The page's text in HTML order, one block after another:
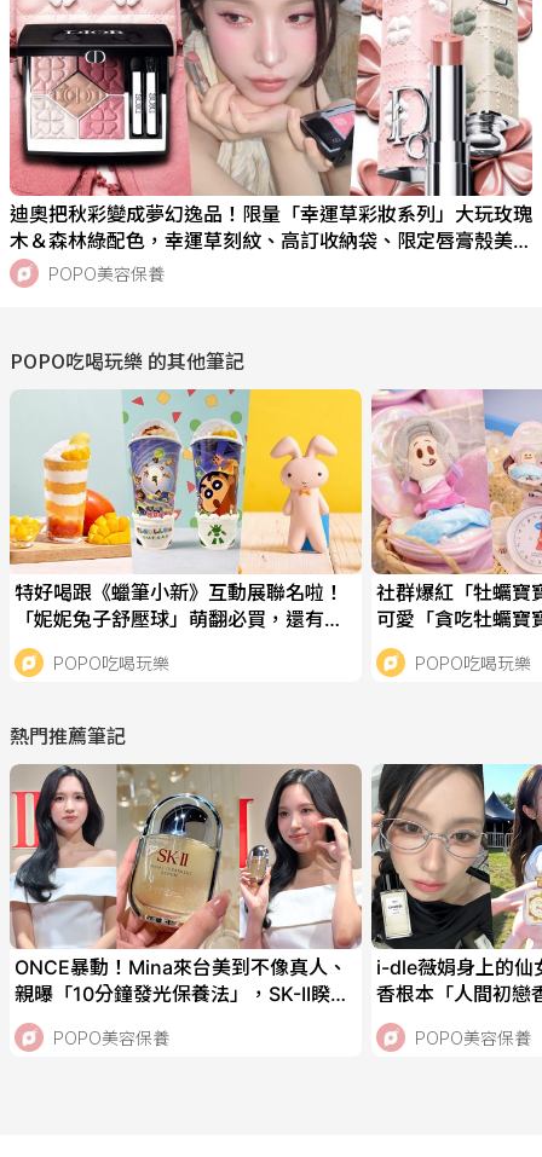
迪奧把秋彩變成夢幻逸品！限量「幸運草彩妝系列」大玩玫瑰
木＆森林綠配色，幸運草刻紋、高訂收納袋、限定唇膏殼美
瘋！ POPO美容保養
POPO吃喝玩樂 的其他筆記
特好喝跟《蠟筆小新》互動展聯名啦！
「妮妮兔子舒壓球」萌翻必買，還有限
定「芒夏啵啵冰沙」要喝！
POPO吃喝玩樂
社群爆紅「牡蠣寶
可愛「貪吃牡蠣寶
幫牡蠣寶寶洗澡&
POPO吃喝玩樂
熱門推薦筆記
ONCE暴動！Mina來台美到不像真人、
親曝「10分鐘發光保養法」，SK-II睽違
45年青春精華液終於上市！
POPO美容保養
i-dle薇娟身上的仙
香根本「人間初戀
花、紫丁香、無花
香！ POPO美容保養